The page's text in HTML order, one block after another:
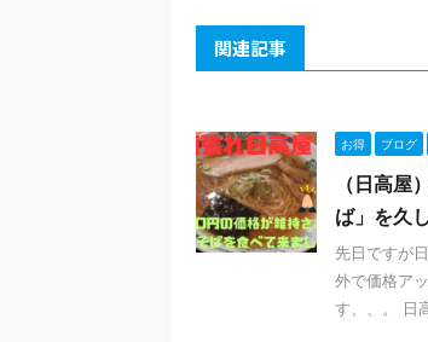
関連記事
お得 ブログ
（日高
ば」を久
先日ですが
外で価格ア
す、、。 日